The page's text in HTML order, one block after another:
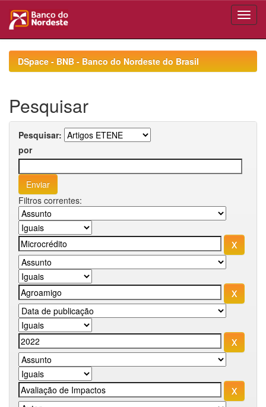
navigationDSpace - BNB - Banco do Nordeste do Brasil
Pesquisar
Pesquisar:
por
Filtros correntes: